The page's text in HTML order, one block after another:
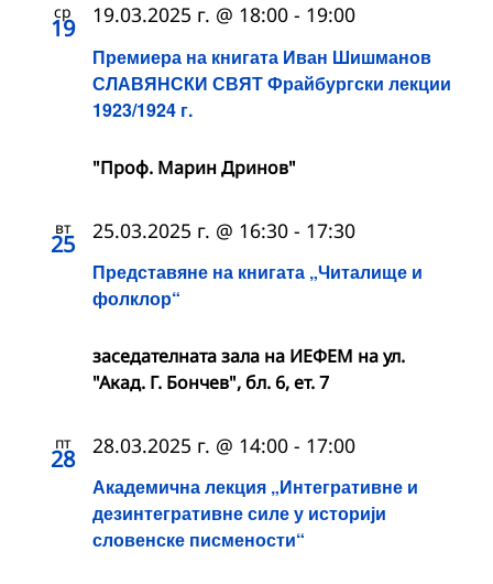
ср
19
Премиера на книгата Иван Шишманов
СЛАВЯНСКИ СВЯТ Фрайбургски лекции
1923/1924 г.
19.03.2025 г. @ 18:00 - 19:00
"Проф. Марин Дринов"
вт
25
Представяне на книгата „Читалище и
фолклор“
25.03.2025 г. @ 16:30 - 17:30
заседателната зала на ИЕФЕМ на ул.
"Акад. Г. Бончев", бл. 6, ет. 7
пт
28
Академична лекция „Интегративне и
дезинтегративне силе у историји
словенске писмености“
28.03.2025 г. @ 14:00 - 17:00